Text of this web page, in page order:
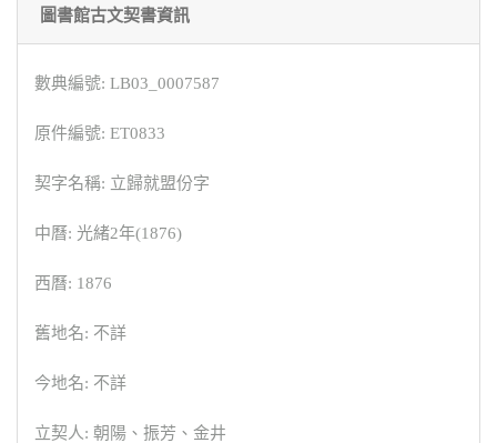
圖書館古文契書資訊
數典編號: LB03_0007587
原件編號: ET0833
契字名稱: 立歸就盟份字
中曆: 光緒2年(1876)
西曆: 1876
舊地名: 不詳
今地名: 不詳
立契人: 朝陽、振芳、金井